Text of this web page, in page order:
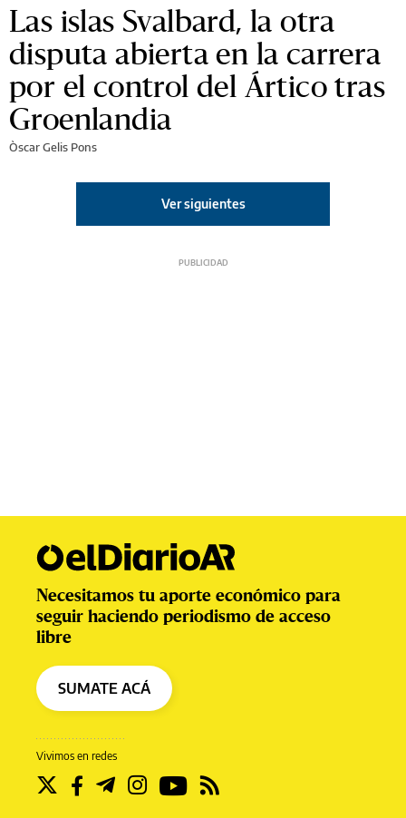
Las islas Svalbard, la otra
disputa abierta en la carrera
por el control del Ártico tras
Groenlandia
Òscar Gelis Pons
Ver siguientes
Vivimos en redes
Necesitamos tu aporte económico para
seguir haciendo periodismo de acceso
libre
SUMATE ACÁ